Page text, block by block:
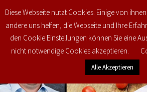
34516 und 35104 ab 25€ brutto Bestellwert!
unterVersand &
Diese Webseite nutzt Cookies. Einige von
andere uns helfen, die Webseite und Ihre
den Cookie Einstellungen können Sie eine
nicht notwendige Cookies akzeptieren.
Alle Akzeptieren